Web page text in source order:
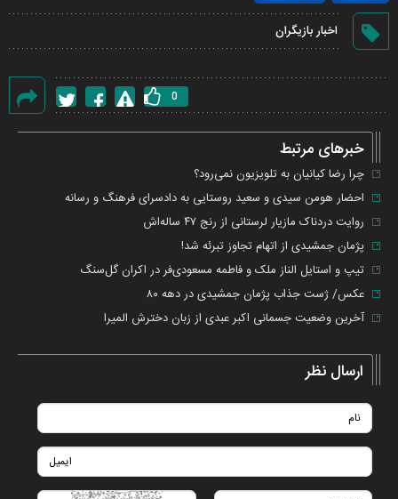
اخبار بازیگران
گزارش
0
خبرهای مرتبط
چرا رضا کیانیان به تلویزیون نمی‌رود؟
احضار هومن سیدی و سعید روستایی به دادسرای فرهنگ و رسانه
روایت دردناک مازیار لرستانى از رنج ۴۷ ساله‌اش
پژمان جمشیدی از اتهام تجاوز تبرئه شد!
تیپ و استایل الناز ملک و فاطمه مسعودی‌فر در اکران گل‌سنگ
عکس/ ژست جذاب پژمان جمشیدی در دهه ۸۰
آخرین وضعیت جسمانی اکبر عبدی از زبان دخترش المیرا
ارسال نظر